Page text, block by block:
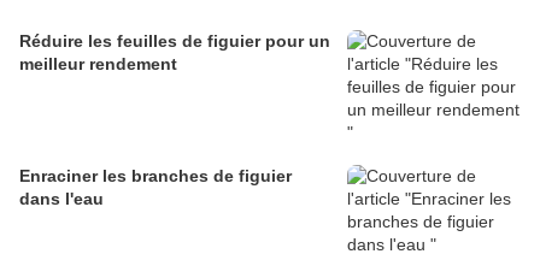
Réduire les feuilles de figuier pour un
meilleur rendement
Enraciner les branches de figuier
dans l'eau